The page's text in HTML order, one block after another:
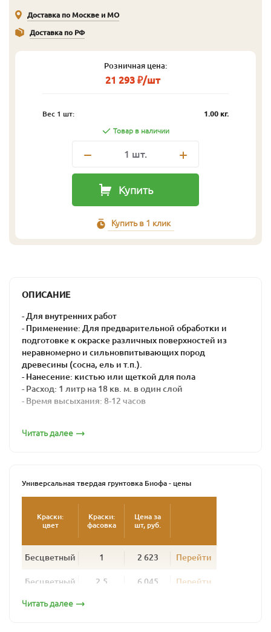
Доставка по Москве и МО
Доставка по РФ
Розничная цена:
21 293 ₽/шт
Вес 1 шт: 1.00 кг.
Товар в наличии
1 шт.
Купить
Купить в 1 клик
ОПИСАНИЕ
- Для внутренних работ
- Применение: Для предварительной обработки и
подготовке к окраске различных поверхностей из
неравномерно и сильновпитывающих пород
древесины (сосна, ель и т.п.).
- Нанесение: кистью или щеткой для пола
- Расход: 1 литр на 18 кв. м. в один слой
- Время высыхания: 8-12 часов
впитывающих поверхностей при внутренней отделки.
естественную структуру дерева, способствует более
ровному, чистому цвету при окрашивании. Грунтовку
пробки, камня и металла.
обрабатываемой поверхности. Создает
которое позволяет поверхности «дышать» и хорошо
Читать далее
Универсальная твердая грунтовка Биофа - цены
Краски:
цвет
Краски:
фасовка
Цена за
шт, руб.
Бесцветный 1 2 623 Перейти
Бесцветный 2.5 6 045 Перейти
Бесцветный
Читать далее